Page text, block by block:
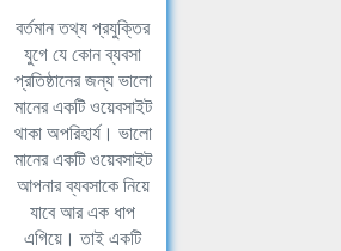
বর্তমান তথ্য প্রযুক্তির
যুগে যে কোন ব্যবসা
প্রতিষ্ঠানের জন্য ভালো
মানের একটি ওয়েবসাইট
থাকা অপরিহার্য। ভালো
মানের একটি ওয়েবসাইট
আপনার ব্যবসাকে নিয়ে
যাবে আর এক ধাপ
এগিয়ে। তাই একটি